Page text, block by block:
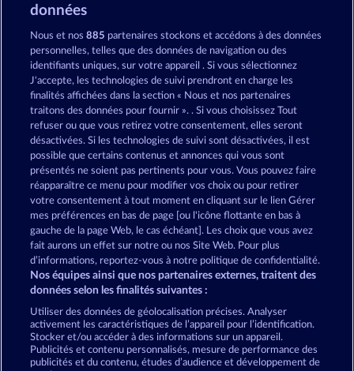
The Land of Heroes Wild Rubies
Roman Legion Xtreme Maaax Diamonds
CGU Charte de confidentialité
Mentions légales Société FAQ
données
Nous et nos885 partenaires stockons et accédons à des données
personnelles, telles que des données de navigation ou des
identifiants uniques, sur votre appareil . Si vous sélectionnez
J'accepte, les technologies de suivi prendront en charge les
finalités affichées dans la section « Nous et nos partenaires
traitons des données pour fournir ». . Si vous choisissez Tout
refuser ou que vous retirez votre consentement, elles seront
désactivées. Si les technologies de suivi sont désactivées, il est
possible que certains contenus et annonces qui vous sont
présentés ne soient pas pertinents pour vous. Vous pouvez faire
réapparaître ce menu pour modifier vos choix ou pour retirer
votre consentement à tout moment en cliquant sur le lien Gérer
mes préférences en bas de page [ou l'icône flottante en bas à
gauche de la page Web, le cas échéant]. Les choix que vous avez
fait aurons un effet sur notre ou nos Site Web. Pour plus
d’informations, reportez-vous à notre politique de confidentialité.
Nos équipes ainsi que nos partenaires externes, traitent des
données selon les finalités suivantes :
Utiliser des données de géolocalisation précises. Analyser
activement les caractéristiques de l’appareil pour l’identification.
Stocker et/ou accéder à des informations sur un appareil.
Publicités et contenu personnalisés, mesure de performance des
publicités et du contenu, études d’audience et développement de